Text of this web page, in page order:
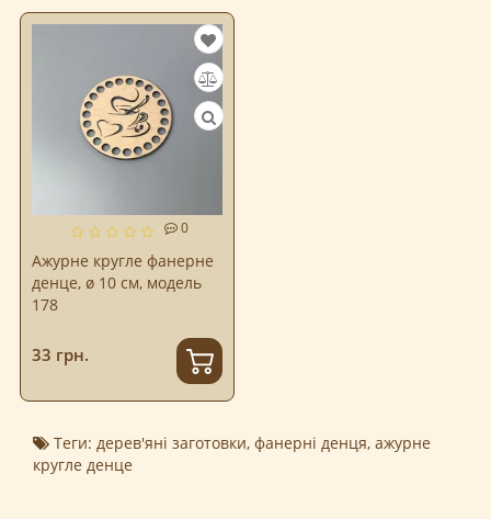
0
Ажурне кругле фанерне
денце, ø 10 см, модель
178
33 грн.
Теги: дерев'яні заготовки, фанерні денця, ажурне
кругле денце